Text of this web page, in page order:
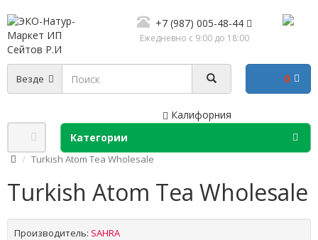
+7 (987) 005-48-44
Ежедневно с 9:00 до 18:00
Везде
Калифорния
0
Категории
Turkish Atom Tea Wholesale
Turkish Atom Tea Wholesale
Производитель: SAHRA